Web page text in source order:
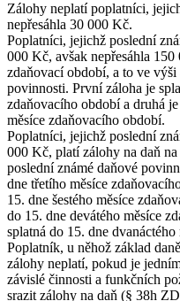
Zálohy neplatí poplatníci,
nepřesáhla 30 000 Kč.
Poplatníci, jejichž poslední
000 Kč, avšak nepřesáhla
zdaňovací období, a to ve
povinnosti. První záloha je
zdaňovacího období a druhá
měsíce zdaňovacího období.
Poplatníci, jejichž poslední
000 Kč, platí zálohy na daň
poslední známé daňové
dne třetího měsíce
15. dne šestého měsíce
do 15. dne devátého měsíce
splatná do 15. dne
Poplatník, u něhož základ
zálohy neplatí, pokud je
závislé činnosti a funkčních
srazit zálohy na daň (§ 38h